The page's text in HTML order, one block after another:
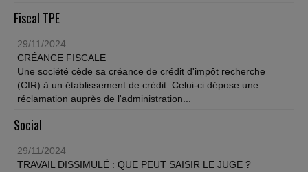
Fiscal TPE
29/11/2024
CRÉANCE FISCALE
Une société cède sa créance de crédit d'impôt recherche
(CIR) à un établissement de crédit. Celui-ci dépose une
réclamation auprès de l'administration...
Social
29/11/2024
TRAVAIL DISSIMULÉ : QUE PEUT SAISIR LE JUGE ?